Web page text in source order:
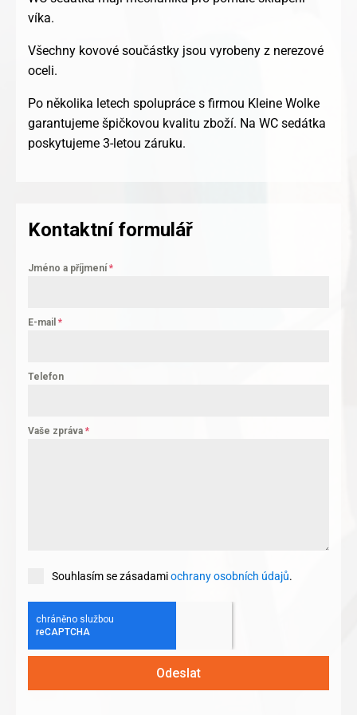
víka.
Všechny kovové součástky jsou vyrobeny z nerezové
oceli.
Po několika letech spolupráce s firmou Kleine Wolke
garantujeme špičkovou kvalitu zboží. Na WC sedátka
poskytujeme 3-letou záruku.
Kontaktní formulář
Jméno a příjmení *
E-mail *
Telefon
Vaše zpráva *
Souhlasím se zásadamiochrany osobních údajů.
Odeslat